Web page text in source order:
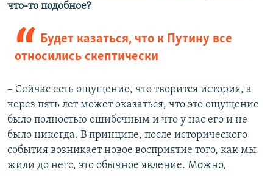
что-то подобное?
Будет казаться, что к Путину все
относились скептически
– Сейчас есть ощущение, что творится история, а
через пять лет может оказаться, что это ощущение
было полностью ошибочным и что у нас его и не
было никогда. В принципе, после исторического
события возникает новое восприятие того, как мы
жили до него, это обычное явление. Можно,